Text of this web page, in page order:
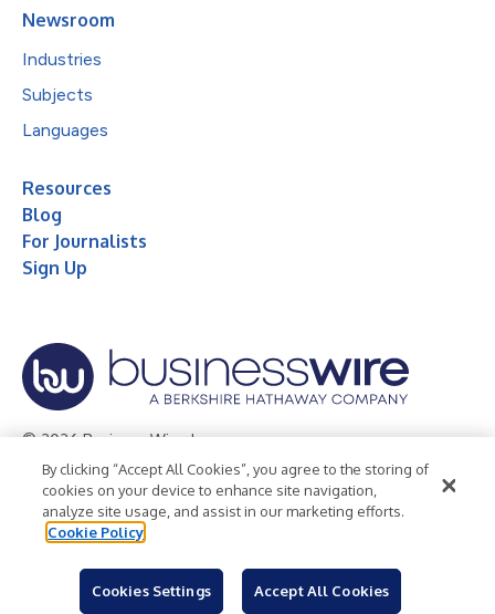
Newsroom
Industries
Subjects
Languages
Resources
Blog
For Journalists
Sign Up
© 2026 Business Wire, Inc.
Privacy Policy Cookie Policy
Accessibility Statement
Terms of Use
Legal
By clicking “Accept All Cookies”, you agree to the storing of
cookies on your device to enhance site navigation,
analyze site usage, and assist in our marketing efforts.
Cookie Policy
Cookies Settings Accept All Cookies